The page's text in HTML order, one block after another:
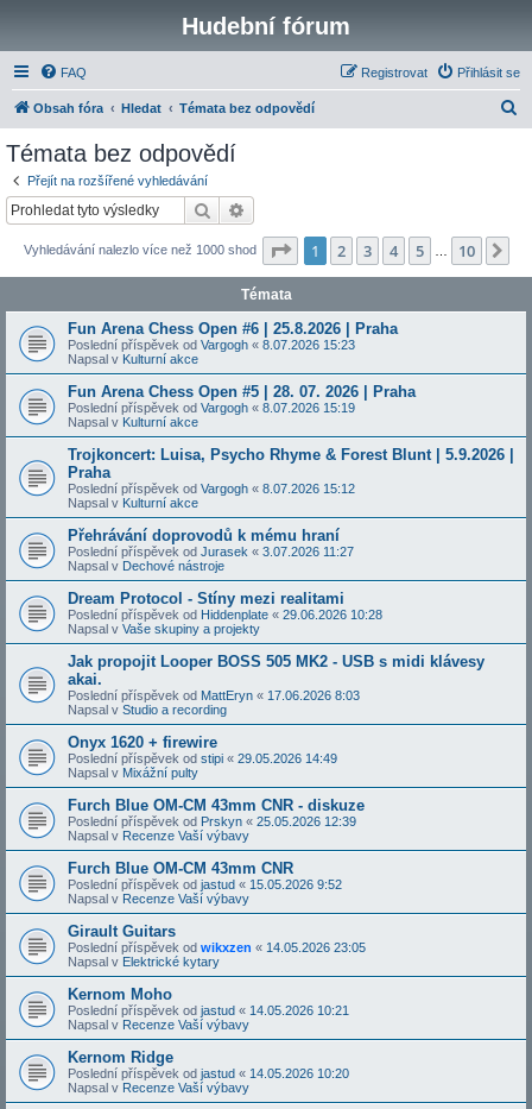
Hudební fórum
FAQ Přihlásit se
Registrovat
Obsah fóra Hledat Témata bez odpovědí
Témata bez odpovědí
Přejít na rozšířené vyhledávání
Hledat
Vyhledávání nalezlo více než 1000 shod Stránka z 10
1 2 3 4 5 10
Témata
Fun Arena Chess Open #6 | 25.8.2026 | Praha
Poslední příspěvek od Vargogh « 8.07.2026 15:23
Napsal v Kulturní akce
Fun Arena Chess Open #5 | 28. 07. 2026 | Praha
Poslední příspěvek od Vargogh « 8.07.2026 15:19
Napsal v Kulturní akce
Trojkoncert: Luisa, Psycho Rhyme & Forest Blunt | 5.9.2026 |
Praha
Poslední příspěvek od Vargogh « 8.07.2026 15:12
Napsal v Kulturní akce
Přehrávání doprovodů k mému hraní
Poslední příspěvek od Jurasek « 3.07.2026 11:27
Napsal v Dechové nástroje
Dream Protocol - Stíny mezi realitami
Poslední příspěvek od Hiddenplate « 29.06.2026 10:28
Napsal v Vaše skupiny a projekty
Jak propojit Looper BOSS 505 MK2 - USB s midi klávesy
akai.
Poslední příspěvek od MattEryn « 17.06.2026 8:03
Napsal v Studio a recording
Onyx 1620 + firewire
Poslední příspěvek od stipi « 29.05.2026 14:49
Napsal v Mixážní pulty
Furch Blue OM-CM 43mm CNR - diskuze
Poslední příspěvek od Prskyn « 25.05.2026 12:39
Napsal v Recenze Vaší výbavy
Furch Blue OM-CM 43mm CNR
Poslední příspěvek od jastud « 15.05.2026 9:52
Napsal v Recenze Vaší výbavy
Girault Guitars
Poslední příspěvek od wikxzen « 14.05.2026 23:05
Napsal v Elektrické kytary
Kernom Moho
Poslední příspěvek od jastud « 14.05.2026 10:21
Napsal v Recenze Vaší výbavy
Kernom Ridge
Poslední příspěvek od jastud « 14.05.2026 10:20
Napsal v Recenze Vaší výbavy